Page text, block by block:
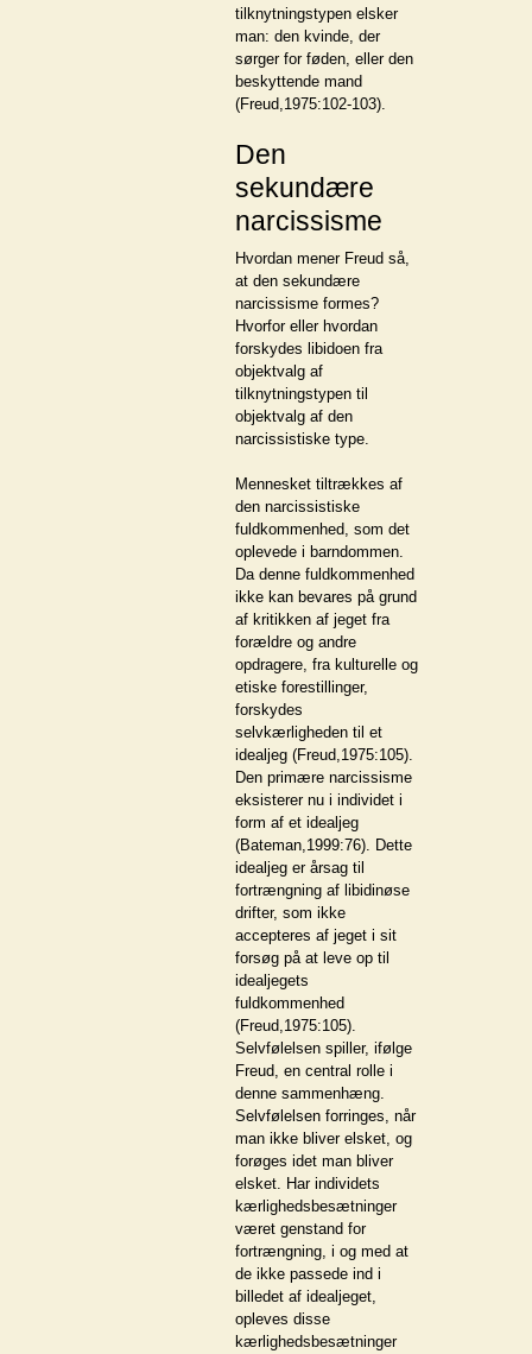
tilknytningstypen elsker
man: den kvinde, der
sørger for føden, eller den
beskyttende mand
(Freud,1975:102-103).
Den
sekundære
narcissisme
Hvordan mener Freud så,
at den sekundære
narcissisme formes?
Hvorfor eller hvordan
forskydes libidoen fra
objektvalg af
tilknytningstypen til
objektvalg af den
narcissistiske type.
Mennesket tiltrækkes af
den narcissistiske
fuldkommenhed, som det
oplevede i barndommen.
Da denne fuldkommenhed
ikke kan bevares på grund
af kritikken af jeget fra
forældre og andre
opdragere, fra kulturelle og
etiske forestillinger,
forskydes
selvkærligheden til et
idealjeg (Freud,1975:105).
Den primære narcissisme
eksisterer nu i individet i
form af et idealjeg
(Bateman,1999:76). Dette
idealjeg er årsag til
fortrængning af libidinøse
drifter, som ikke
accepteres af jeget i sit
forsøg på at leve op til
idealjegets
fuldkommenhed
(Freud,1975:105).
Selvfølelsen spiller, ifølge
Freud, en central rolle i
denne sammenhæng.
Selvfølelsen forringes, når
man ikke bliver elsket, og
forøges idet man bliver
elsket. Har individets
kærlighedsbesætninger
været genstand for
fortrængning, i og med at
de ikke passede ind i
billedet af idealjeget,
opleves disse
kærlighedsbesætninger